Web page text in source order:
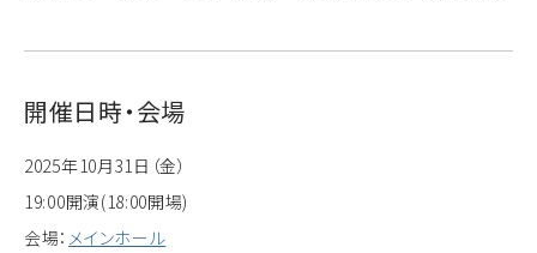
開催日時・会場
2025年10月31日（金）
19:00開演(18:00開場)
会場： メインホール